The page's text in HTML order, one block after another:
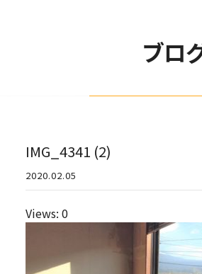
ブロ
IMG_4341 (2)
2020.02.05
Views: 0